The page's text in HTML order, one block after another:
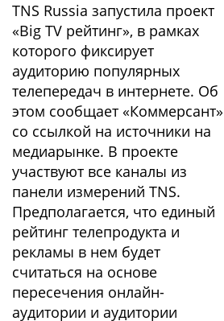
TNS Russia запустила проект
«Big TV рейтинг», в рамках
которого фиксирует
аудиторию популярных
телепередач в интернете. Об
этом сообщает «Коммерсант»
со ссылкой на источники на
медиарынке. В проекте
участвуют все каналы из
панели измерений TNS.
Предполагается, что единый
рейтинг телепродукта и
рекламы в нем будет
считаться на основе
пересечения онлайн-
аудитории и аудитории